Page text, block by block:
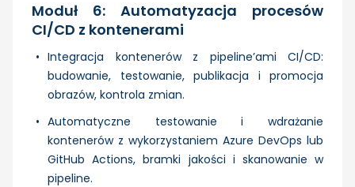
Moduł 6: Automatyzacja procesów
CI/CD z kontenerami
Integracja kontenerów z pipeline’ami CI/CD:
budowanie, testowanie, publikacja i promocja
obrazów, kontrola zmian.
Automatyczne testowanie i wdrażanie
kontenerów z wykorzystaniem Azure DevOps lub
GitHub Actions, bramki jakości i skanowanie w
pipeline.